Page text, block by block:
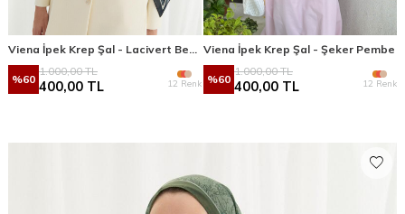
%60
1.000,00TL
400,00 TL 12 Renk
Viena İpek Krep Şal - Şeker Pembe
%60
1.000,00TL
400,00 TL 12 Renk